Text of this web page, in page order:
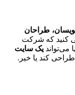
طراحان
کنید که شرکت
می‌تواند یک سایت
کند یا خیر.